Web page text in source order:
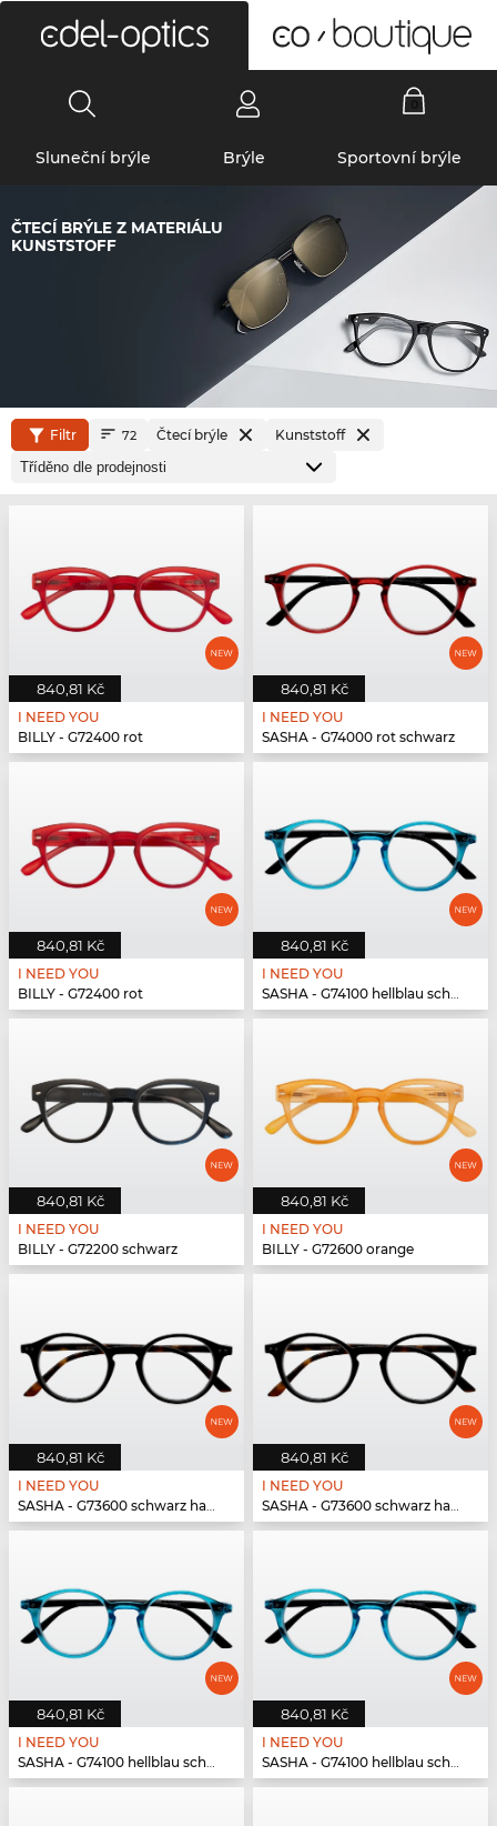
Sluneční brýle Brýle Sportovní brýle
ČTECÍ BRÝLE Z MATERIÁLU
KUNSTSTOFF
Filtr 72 Čtecí brýle Kunststoff
840,81 Kč
I NEED YOU
BILLY - G72400 rot
840,81 Kč
I NEED YOU
SASHA - G74000 rot schwarz
840,81 Kč
I NEED YOU
BILLY - G72400 rot
840,81 Kč
I NEED YOU
SASHA - G74100 hellblau schwarz
840,81 Kč
I NEED YOU
BILLY - G72200 schwarz
840,81 Kč
I NEED YOU
BILLY - G72600 orange
840,81 Kč
I NEED YOU
SASHA - G73600 schwarz havanna
840,81 Kč
I NEED YOU
SASHA - G73600 schwarz havanna
840,81 Kč
I NEED YOU
SASHA - G74100 hellblau schwarz
840,81 Kč
I NEED YOU
SASHA - G74100 hellblau schwarz